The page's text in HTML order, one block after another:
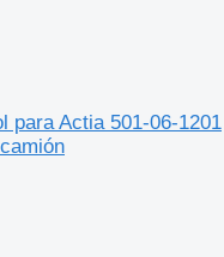
para Actia 501-06-1201